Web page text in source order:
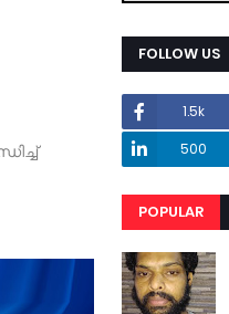
FOLLOW US
1.5k
500
POPULAR
RECENTS